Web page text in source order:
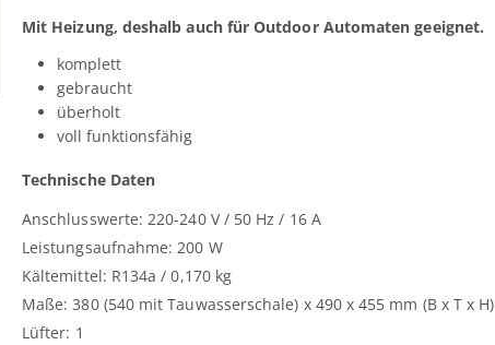
Mit Heizung, deshalb auch für Outdoor Automaten geeignet.
komplett
gebraucht
überholt
voll funktionsfähig
Technische Daten
Anschlusswerte: 220-240 V / 50 Hz / 16 A
Leistungsaufnahme: 200 W
Kältemittel: R134a / 0,170 kg
Maße: 380 (540 mit Tauwasserschale) x 490 x 455 mm (B x T x H)
Lüfter: 1